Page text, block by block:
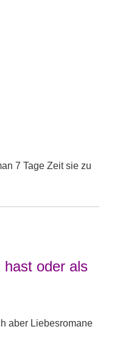
7 Tage Zeit sie zu
oder als
aber Liebesromane